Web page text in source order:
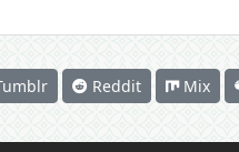
Reddit Mix